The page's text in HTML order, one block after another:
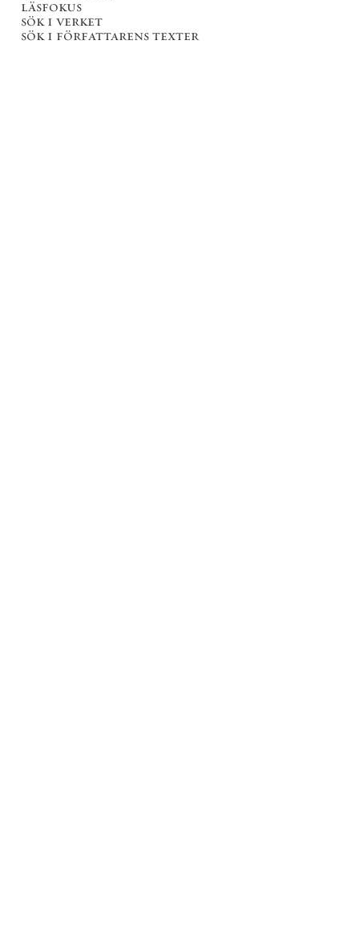
läsfokus
sök i verket
sök i författarens texter